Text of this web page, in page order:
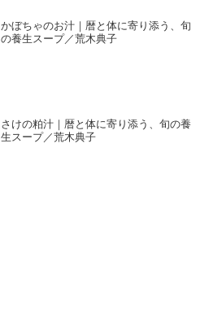
かぼちゃのお汁｜暦と体に寄り添う、旬
の養生スープ／荒木典子
さけの粕汁｜暦と体に寄り添う、旬の養
生スープ／荒木典子